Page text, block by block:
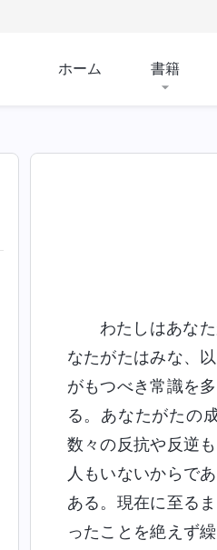
ホーム 書籍
わたしはあな
なたがたはみな、
がもつべき常識を
る。あなたがたの
数々の反抗や反逆
人もいないからで
ある。現在に至る
ったことを絶えず